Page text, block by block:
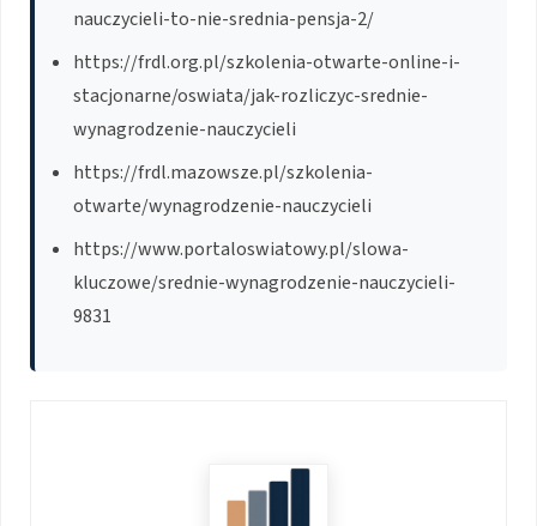
nauczycieli-to-nie-srednia-pensja-2/
https://frdl.org.pl/szkolenia-otwarte-online-i-
stacjonarne/oswiata/jak-rozliczyc-srednie-
wynagrodzenie-nauczycieli
https://frdl.mazowsze.pl/szkolenia-
otwarte/wynagrodzenie-nauczycieli
https://www.portaloswiatowy.pl/slowa-
kluczowe/srednie-wynagrodzenie-nauczycieli-
9831